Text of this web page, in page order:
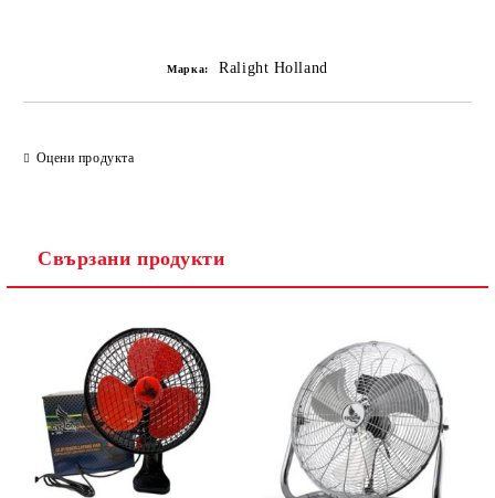
Марка: Ralight Holland
Оцени продукта
Свързани продукти